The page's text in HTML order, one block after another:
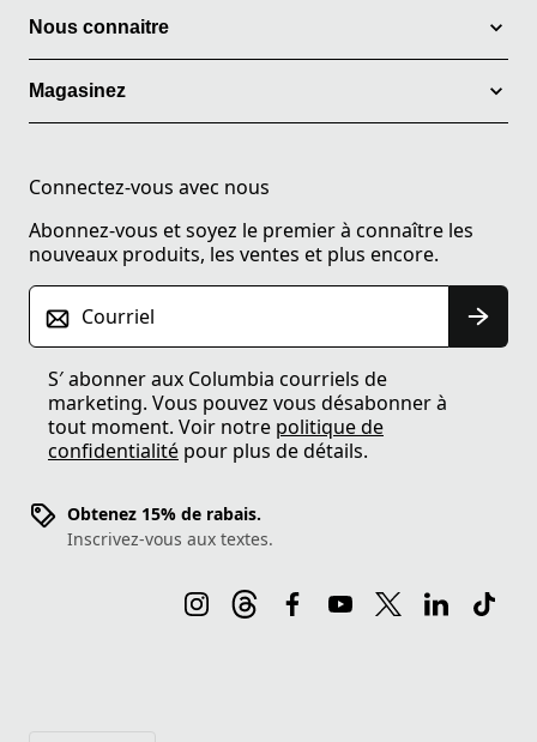
Nous connaitre
Magasinez
Connectez-vous avec nous
Abonnez-vous et soyez le premier à connaître les
nouveaux produits, les ventes et plus encore.
Courriel
S′ abonner aux Columbia courriels de
marketing. Vous pouvez vous désabonner à
tout moment. Voir notre politique de
confidentialité pour plus de détails.
Obtenez 15% de rabais.
Inscrivez-vous aux textes.